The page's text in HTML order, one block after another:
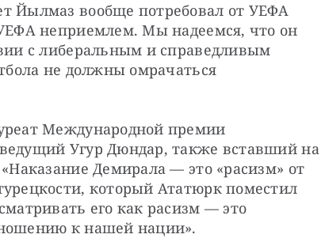
Йылмаз вообще потребовал от УЕФА
неприемлем. Мы надеемся, что он
с либеральным и справедливым
не должны омрачаться
Международной премии
Угур Дюндар, также вставший на
Демирала — это «расизм» от
который Ататюрк поместил
его как расизм — это
к нашей нации».